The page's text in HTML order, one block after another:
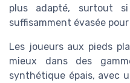
plus adapté, surtout
suffisamment évasée pour
Les joueurs aux pieds
mieux dans des
synthétique épais, avec